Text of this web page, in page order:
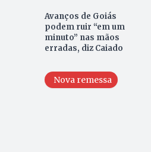
Avanços de Goiás
podem ruir “em um
minuto” nas mãos
erradas, diz Caiado
Nova remessa